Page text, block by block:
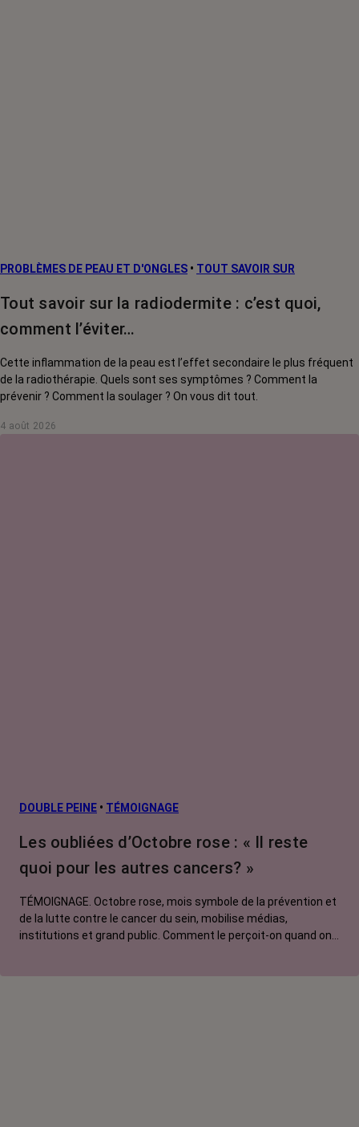
PROBLÈMES DE PEAU ET D'ONGLES • TOUT SAVOIR SUR
Tout savoir sur la radiodermite : c’est quoi,
comment l’éviter…
Cette inflammation de la peau est l’effet secondaire le plus fréquent
de la radiothérapie. Quels sont ses symptômes ? Comment la
prévenir ? Comment la soulager ? On vous dit tout.
4 août 2026
DOUBLE PEINE • TÉMOIGNAGE
Les oubliées d’Octobre rose : « Il reste
quoi pour les autres cancers? »
TÉMOIGNAGE. Octobre rose, mois symbole de la prévention et
de la lutte contre le cancer du sein, mobilise médias,
institutions et grand public. Comment le perçoit-on quand on